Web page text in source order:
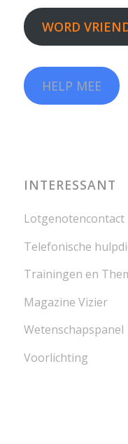
WORD
HELP MEE
INTERESSANT
Lotgenotencontact
Telefonische
Trainingen en
Magazine Vizier
Wetenschapspanel
Voorlichting